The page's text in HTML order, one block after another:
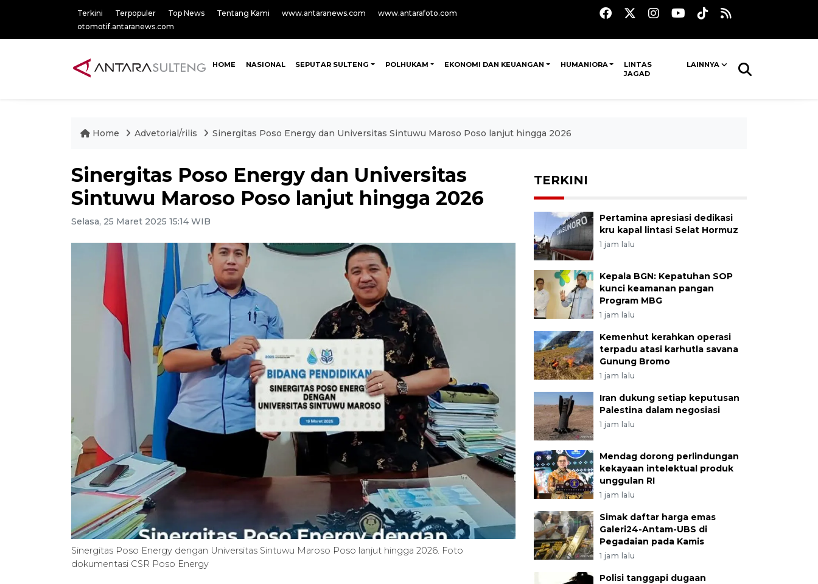
Terkini Terpopuler Top News Tentang Kami www.antaranews.com
www.antarafoto.com
otomotif.antaranews.com
HOME NASIONAL SEPUTAR SULTENG POLHUKAM EKONOMI DAN KEUANGAN HUMANIORA
LINTAS
JAGAD
LAINNYA
Home Advetorial/rilis Sinergitas Poso Energy dan Universitas Sintuwu Maroso Poso lanjut hingga 2026
Sinergitas Poso Energy dan Universitas
Sintuwu Maroso Poso lanjut hingga 2026
Selasa, 25 Maret 2025 15:14 WIB
Sinergitas Poso Energy dengan Universitas Sintuwu Maroso Poso lanjut hingga 2026. Foto
dokumentasi CSR Poso Energy
TERKINI
Pertamina apresiasi dedikasi
kru kapal lintasi Selat Hormuz
1 jam lalu
Kepala BGN: Kepatuhan SOP
kunci keamanan pangan
Program MBG
1 jam lalu
Kemenhut kerahkan operasi
terpadu atasi karhutla savana
Gunung Bromo
1 jam lalu
Iran dukung setiap keputusan
Palestina dalam negosiasi
1 jam lalu
Mendag dorong perlindungan
kekayaan intelektual produk
unggulan RI
1 jam lalu
Simak daftar harga emas
Galeri24-Antam-UBS di
Pegadaian pada Kamis
1 jam lalu
Polisi tanggapi dugaan